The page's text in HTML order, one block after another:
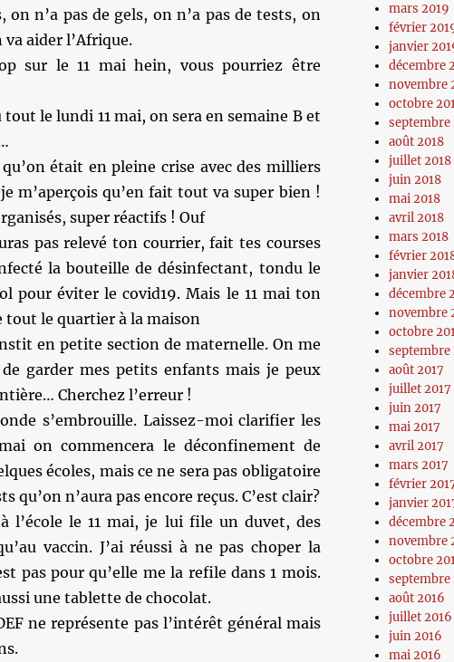
on n’a pas de gels, on n’a pas de tests, on
va aider l’Afrique.
sur le 11 mai hein, vous pourriez être
tout le lundi 11 mai, on sera en semaine B et
était en pleine crise avec des milliers
m’aperçois qu’en fait tout va super bien !
super réactifs ! Ouf
pas relevé ton courrier, fait tes courses
la bouteille de désinfectant, tondu le
pour éviter le covid19. Mais le 11 mai ton
tout le quartier à la maison
en petite section de maternelle. On me
garder mes petits enfants mais je peux
Cherchez l’erreur !
s’embrouille. Laissez-moi clarifier les
on commencera le déconfinement de
écoles, mais ce ne sera pas obligatoire
qu’on n’aura pas encore reçus. C’est clair?
l’école le 11 mai, je lui file un duvet, des
vaccin. J’ai réussi à ne pas choper la
pas pour qu’elle me la refile dans 1 mois.
une tablette de chocolat.
ne représente pas l’intérêt général mais
mars 2019
février
janvier
décembre
novembre
octobre
septembre
août 2018
juillet 2018
juin 2018
mai 2018
avril 2018
mars 2018
février
janvier
décembre
novembre
octobre
septembre
août 2017
juillet 2017
juin 2017
mai 2017
avril 2017
mars 2017
février
janvier
décembre
novembre
octobre
septembre
août 2016
juillet 2016
juin 2016
mai 2016